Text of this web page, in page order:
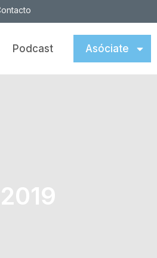
Podcast Asóciate